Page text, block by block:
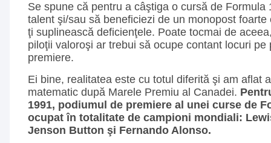
Se spune că pentru a câştiga o cursă de Formula
talent şi/sau să beneficiezi de un monopost foarte
ţi suplinească deficienţele. Poate tocmai de
piloţii valoroşi ar trebui să ocupe contant locuri pe
premiere.
Ei bine, realitatea este cu totul diferită şi am aflat
matematic după Marele Premiu al Canadei.
1991, podiumul de premiere al unei curse de
ocupat în totalitate de campioni mondiali:
Jenson Button şi Fernando Alonso.